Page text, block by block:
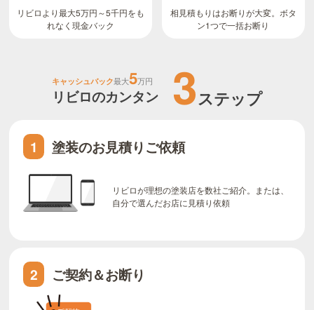
リビロより最大5万円～5千円をも
れなく現金バック
相見積もりはお断りが大変。ボタ
ン1つで一括お断り
キャッシュバック最大5万円
リビロのカンタン 3ステップ
1 塗装のお見積りご依頼
リビロが理想の塗装店を数社ご紹介。または、
自分で選んだお店に見積り依頼
2 ご契約＆お断り